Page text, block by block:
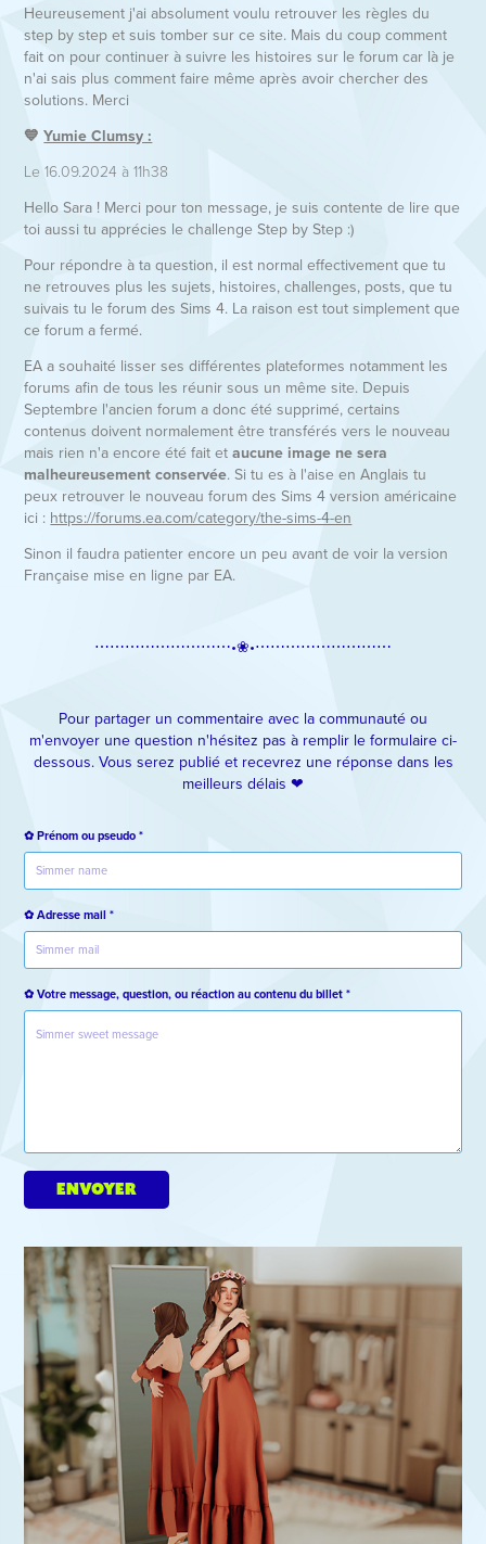
Heureusement j'ai absolument voulu retrouver les règles du
step by step et suis tomber sur ce site. Mais du coup comment
fait on pour continuer à suivre les histoires sur le forum car là je
n'ai sais plus comment faire même après avoir chercher des
solutions. Merci
💙Yumie Clumsy :
Le 16.09.2024 à 11h38
Hello Sara ! Merci pour ton message, je suis contente de lire que
toi aussi tu apprécies le challenge Step by Step :)
Pour répondre à ta question, il est normal effectivement que tu
ne retrouves plus les sujets, histoires, challenges, posts, que tu
suivais tu le forum des Sims 4. La raison est tout simplement que
ce forum a fermé.
EA a souhaité lisser ses différentes plateformes notamment les
forums afin de tous les réunir sous un même site. Depuis
Septembre l'ancien forum a donc été supprimé, certains
contenus doivent normalement être transférés vers le nouveau
mais rien n'a encore été fait etaucune image ne sera
malheureusement conservée. Si tu es à l'aise en Anglais tu
peux retrouver le nouveau forum des Sims 4 version américaine
ici : https://forums.ea.com/category/the-sims-4-en
Sinon il faudra patienter encore un peu avant de voir la version
Française mise en ligne par EA.
⋯⋯⋯⋯⋯⋯⋯⋯⋯•❀•⋯⋯⋯⋯⋯⋯⋯⋯⋯​​​​​​​
Pour partager un commentaire avec la communauté ou
m'envoyer une question n'hésitez pas à remplir le formulaire ci-
dessous. Vous serez publié et recevrez une réponse dans les
meilleurs délais ❤︎
✿ Prénom ou pseudo *
✿ Adresse mail *
✿ Votre message, question, ou réaction au contenu du billet *
envoyer